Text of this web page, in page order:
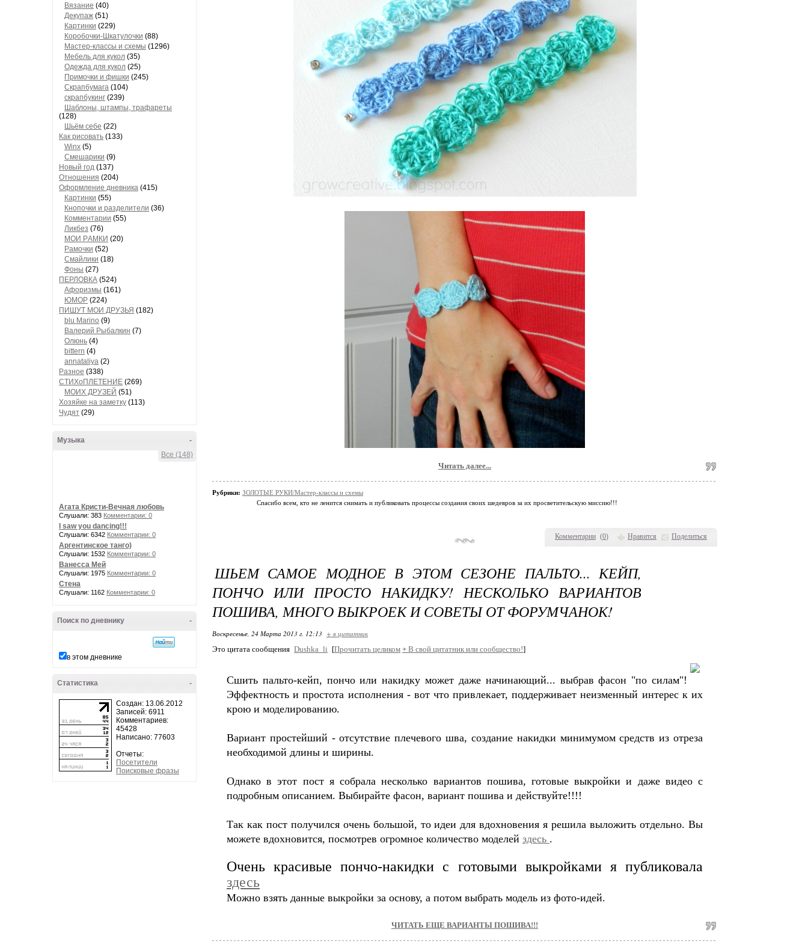
Вязaние (40)
Декупaж (51)
Кaртинки (229)
Коробочки-Шкатулочки (88)
Мастер-классы и схемы (1296)
Мебель для кукол (35)
Одеждa для кукол (25)
Примочки и фишки (245)
Скрaпбумaгa (104)
скрапбукинг (239)
Шaблоны, штaмпы, трaфaреты
(128)
Шьём себе (22)
Как рисовать (133)
Winx (5)
Смешарики (9)
Новый год (137)
Отношения (204)
Оформление дневника (415)
Кaртинки (55)
Кнопочки и рaзделители (36)
Комментaрии (55)
Ликбез (76)
МОИ РAМКИ (20)
Рaмочки (52)
Смaйлики (18)
Фоны (27)
ПЕРЛОВКА (524)
Aфоризмы (161)
ЮМОР (224)
ПИШУТ МОИ ДРУЗЬЯ (182)
blu Marino (9)
Валерий Рыбалкин (7)
Олюнь (4)
bittern (4)
annataliya (2)
Разное (338)
СТИХоПЛЕТЕНИЕ (269)
МОИХ ДРУЗЕЙ (51)
Хозяйке на заметку (113)
Чудят (29)
-
Музыка
Все (148)
Агата Кристи-Вечная любовь
Слушали: 383 Комментарии: 0
I saw you dancing!!!
Слушали: 6342 Комментарии: 0
Аргентинское танго)
Слушали: 1532 Комментарии: 0
Ванесса Мей
Слушали: 1975 Комментарии: 0
Стена
Слушали: 1162 Комментарии: 0
-
Поиск по дневнику
в этом дневнике
-
Статистика
Создан: 13.06.2012
Записей: 6911
Комментариев:
45428
Написано: 77603
Отчеты:
Посетители
Поисковые фразы
Комментарии (0) Нравится Поделиться
Читать далее...
Рубрики: ЗОЛОТЫЕ РУКИ/Мастер-классы и схемы
Спасибо всем, кто не ленится снимать и публиковать процессы создания своих шедевров за их просветительскую миссию!!!
ШЬЕМ САМОЕ МОДНОЕ В ЭТОМ СЕЗОНЕ ПАЛЬТО... КЕЙП,
ПОНЧО ИЛИ ПРОСТО НАКИДКУ! НЕСКОЛЬКО ВАРИАНТОВ
ПОШИВА, МНОГО ВЫКРОЕК И СОВЕТЫ ОТ ФОРУМЧАНОК!
Воскресенье, 24 Марта 2013 г. 12:13 + в цитатник
Это цитата сообщения Dushka_li [Прочитать целиком + В свой цитатник или сообщество!]
Сшить пальто-кейп, пончо или накидку может даже начинающий... выбрав фасон "по силам"!
Эффектность и простота исполнения - вот что привлекает, поддерживает неизменный интерес к их
крою и моделированию.
Вариант простейший - отсутствие плечевого шва, создание накидки минимумом средств из отреза
необходимой длины и ширины.
Однако в этот пост я собрала несколько вариантов пошива, готовые выкройки и даже видео с
подробным описанием. Выбирайте фасон, вариант пошива и действуйте!!!!
Так как пост получился очень большой, то идеи для вдохновения я решила выложить отдельно. Вы
можете вдохновится, посмотрев огромное количество моделей здесь .
Очень красивые пончо-накидки с готовыми выкройками я публиковала
здесь
Можно взять данные выкройки за основу, а потом выбрать модель из фото-идей.
ЧИТАТЬ ЕЩЕ ВАРИАНТЫ ПОШИВА!!!